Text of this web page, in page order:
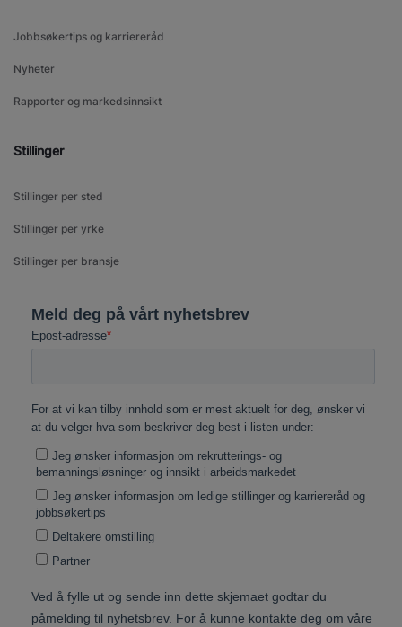
Jobbsøkertips og karriereråd
Nyheter
Rapporter og markedsinnsikt
Stillinger
Stillinger per sted
Stillinger per yrke
Stillinger per bransje